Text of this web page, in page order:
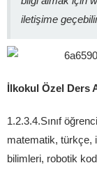
iletişime
İlkokul Özel Ders
1.2.3.4.Sınıf
matematik, türkçe,
bilimleri, robotik